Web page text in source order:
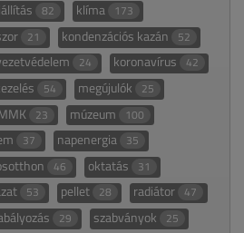
82 klíma 173
21 kondenzációs kazán 52
24 koronavírus 42
54 megújulók 25
23 múzeum 100
37 napenergia 35
46 oktatás 31
53 pellet 28 radiátor 47
29 szabványok 25